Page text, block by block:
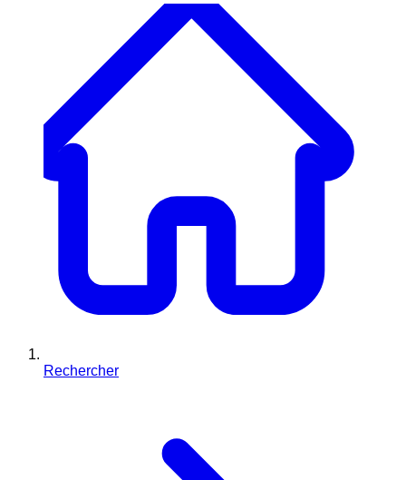
Rechercher